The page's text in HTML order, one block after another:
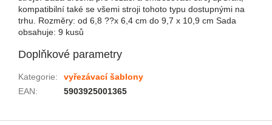
kompatibilní také se všemi stroji tohoto typu dostupnými na
trhu. Rozměry: od 6,8 ??x 6,4 cm do 9,7 x 10,9 cm Sada
obsahuje: 9 kusů
Doplňkové parametry
Kategorie:
vyřezávací šablony
EAN: 5903925001365